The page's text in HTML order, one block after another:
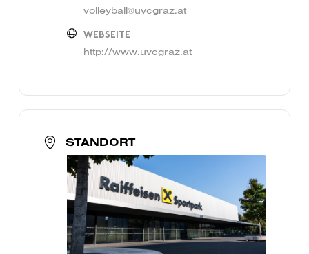
volleyball@uvcgraz.at
WEBSEITE
http://www.uvcgraz.at
STANDORT